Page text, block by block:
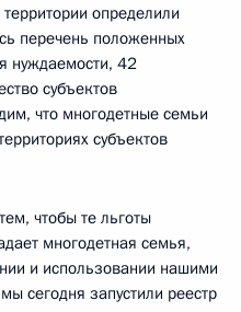
определили
перечень положенных
нуждаемости, 42
субъектов
что многодетные семьи
субъектов
чтобы те льготы
многодетная семья,
и использовании нашими
сегодня запустили реестр